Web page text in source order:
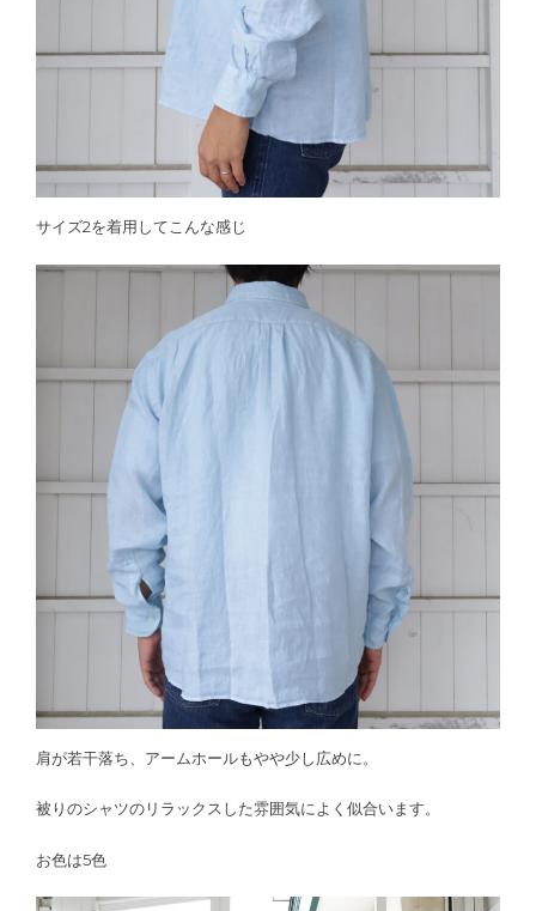
サイズ2を着用してこんな感じ
肩が若干落ち、アームホールもやや少し広めに。
被りのシャツのリラックスした雰囲気によく似合います。
お色は5色